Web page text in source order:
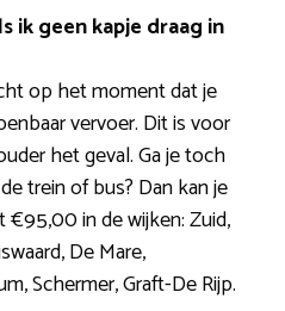
ik geen kapje draag in
op het moment dat je
vervoer. Dit is voor
het geval. Ga je toch
trein of bus? Dan kan je
in de wijken: Zuid,
De Mare,
Schermer, Graft-De Rijp.